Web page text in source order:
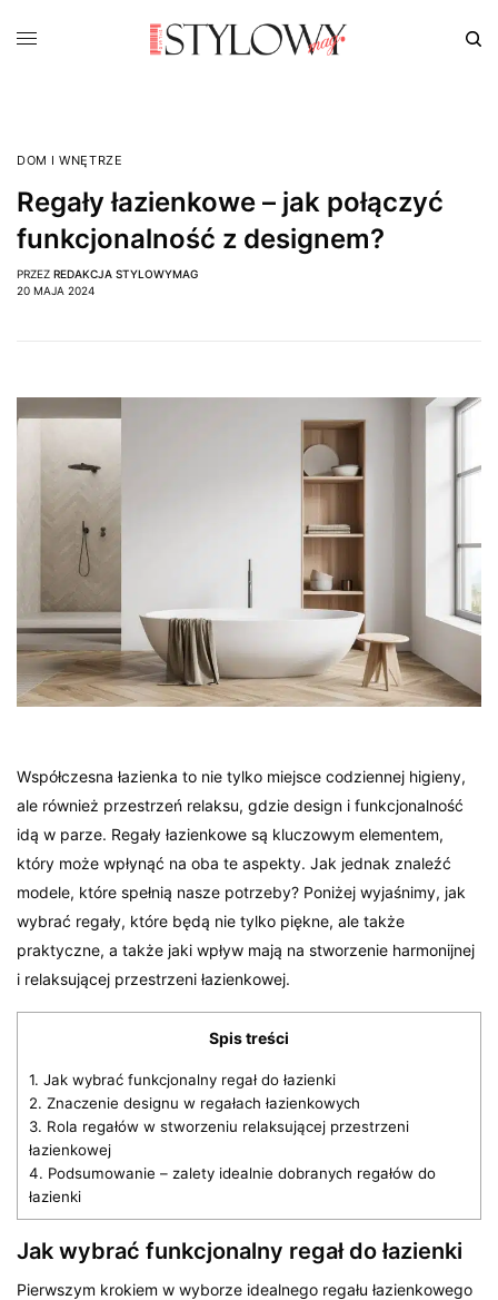
DOM I WNĘTRZE
Regały łazienkowe – jak połączyć
funkcjonalność z designem?
PRZEZ REDAKCJA STYLOWYMAG
20 MAJA 2024
Współczesna łazienka to nie tylko miejsce codziennej higieny,
ale również przestrzeń relaksu, gdzie design i funkcjonalność
idą w parze. Regały łazienkowe są kluczowym elementem,
który może wpłynąć na oba te aspekty. Jak jednak znaleźć
modele, które spełnią nasze potrzeby? Poniżej wyjaśnimy, jak
wybrać regały, które będą nie tylko piękne, ale także
praktyczne, a także jaki wpływ mają na stworzenie harmonijnej
i relaksującej przestrzeni łazienkowej.
Spis treści
1. Jak wybrać funkcjonalny regał do łazienki
2. Znaczenie designu w regałach łazienkowych
3. Rola regałów w stworzeniu relaksującej przestrzeni
łazienkowej
4. Podsumowanie – zalety idealnie dobranych regałów do
łazienki
Jak wybrać funkcjonalny regał do łazienki
Pierwszym krokiem w wyborze idealnego regału łazienkowego